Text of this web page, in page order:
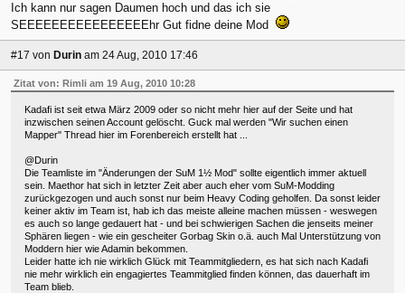
Ich kann nur sagen Daumen hoch und das ich sie
SEEEEEEEEEEEEEEEEhr Gut fidne deine Mod
#17 von Durin am 24 Aug, 2010 17:46
Zitat von: Rimli am 19 Aug, 2010 10:28
Kadafi ist seit etwa März 2009 oder so nicht mehr hier auf der Seite und hat
inzwischen seinen Account gelöscht. Guck mal werden "Wir suchen einen
Mapper" Thread hier im Forenbereich erstellt hat ...
@Durin
Die Teamliste im "Änderungen der SuM 1½ Mod" sollte eigentlich immer aktuell
sein. Maethor hat sich in letzter Zeit aber auch eher vom SuM-Modding
zurückgezogen und auch sonst nur beim Heavy Coding geholfen. Da sonst leider
keiner aktiv im Team ist, hab ich das meiste alleine machen müssen - weswegen
es auch so lange gedauert hat - und bei schwierigen Sachen die jenseits meiner
Sphären liegen - wie ein gescheiter Gorbag Skin o.ä. auch Mal Unterstützung von
Moddern hier wie Adamin bekommen.
Leider hatte ich nie wirklich Glück mit Teammitgliedern, es hat sich nach Kadafi
nie mehr wirklich ein engagiertes Teammitglied finden können, das dauerhaft im
Team blieb.